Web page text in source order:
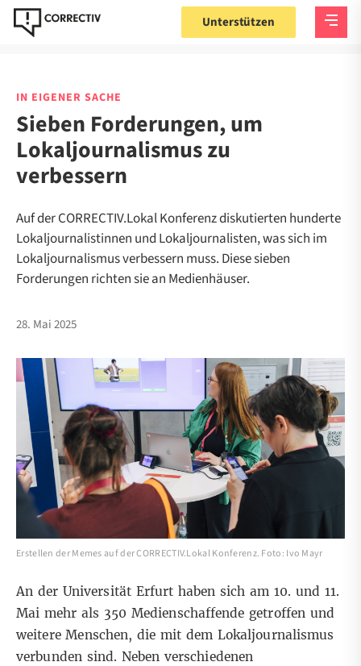
Unterstützen
IN EIGENER SACHE
Sieben Forderungen, um
Lokaljournalismus zu
verbessern
Auf der CORRECTIV.Lokal Konferenz diskutierten hunderte
Lokaljournalistinnen und Lokaljournalisten, was sich im
Lokaljournalismus verbessern muss. Diese sieben
Forderungen richten sie an Medienhäuser.
28. Mai 2025
Erstellen der Memes auf der CORRECTIV.Lokal Konferenz. Foto: Ivo Mayr
An der Universität Erfurt haben sich am 10. und 11.
Mai mehr als 350 Medienschaffende getroffen und
weitere Menschen, die mit dem Lokaljournalismus
verbunden sind. Neben verschiedenen